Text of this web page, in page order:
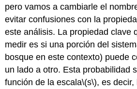
pero vamos a cambiarle el
evitar confusiones con la
este análisis. La propiedad clave
medir es si una porción del
bosque en este contexto) puede
un lado a otro. Esta probabilidad
función de la escala\(s\), es decir,